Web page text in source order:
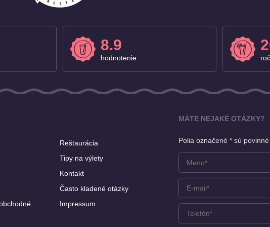
8.9
hodnotenie
Reštaurácia
Tipy na výlety
Kontakt
Často kladené otázky
Impressum
MÁTE NEJAKÉ OTÁZKY?
Polia označené * sú povinné